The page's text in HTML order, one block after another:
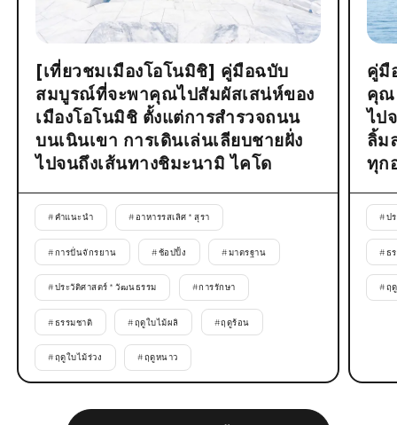
[เที่ยวชมเมืองโอโนมิชิ] คู่มือฉบับ
สมบูรณ์ที่จะพาคุณไปสัมผัสเสน่ห์ของ
เมืองโอโนมิชิ ตั้งแต่การสำรวจถนน
บนเนินเขา การเดินเล่นเลียบชายฝั่ง
ไปจนถึงเส้นทางชิมะนามิ ไคโด
#คำแนะนำ # อาหารรสเลิศ * สุรา
#การปั่นจักรยาน #ช้อปปิ้ง #มาตรฐาน
#ประวัติศาสตร์ * วัฒนธรรม #การรักษา
#ธรรมชาติ #ฤดูใบไม้ผลิ #ฤดูร้อน
#ฤดูใบไม้ร่วง #ฤดูหนาว
คู่มื
คุณ
ไป
ลิ้ม
ทุก
#ป
#ธ
#ฤ